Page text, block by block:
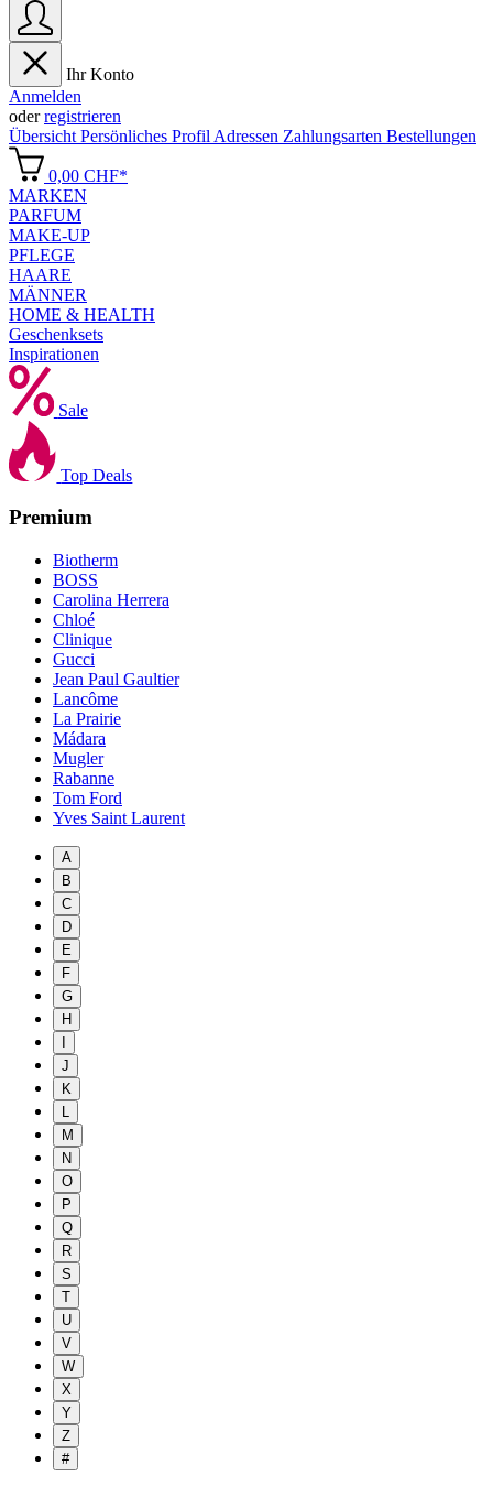
Ihr Konto
Anmelden
oderregistrieren
Übersicht Persönliches Profil Adressen Zahlungsarten Bestellungen
0,00 CHF*
MARKEN
PARFUM
MAKE-UP
PFLEGE
HAARE
MÄNNER
HOME & HEALTH
Geschenksets
Inspirationen
Sale
Top Deals
Premium
Biotherm
BOSS
Carolina Herrera
Chloé
Clinique
Gucci
Jean Paul Gaultier
Lancôme
La Prairie
Mádara
Mugler
Rabanne
Tom Ford
Yves Saint Laurent
A
B
C
D
E
F
G
H
J
K
L
M
N
O
P
Q
R
S
T
U
V
W
X
Y
Z
#